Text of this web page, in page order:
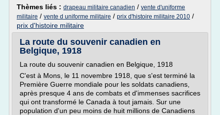
Thèmes liés : drapeau militaire canadien / vente d'uniforme
militaire / vente d uniforme militaire / prix d'histoire militaire 2010 /
prix d'histoire militaire
La route du souvenir canadien en
Belgique, 1918
La route du souvenir canadien en Belgique, 1918
C'est à Mons, le 11 novembre 1918, que s'est terminé la
Première Guerre mondiale pour les soldats canadiens,
après presque 4 ans de combats et d'immenses sacrifices
qui ont transformé le Canada à tout jamais. Sur une
population d'un peu moins de huit millions de Canadiens